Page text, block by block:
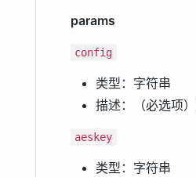
params
config
类型：字符串
描述：（必选项
aeskey
类型：字符串